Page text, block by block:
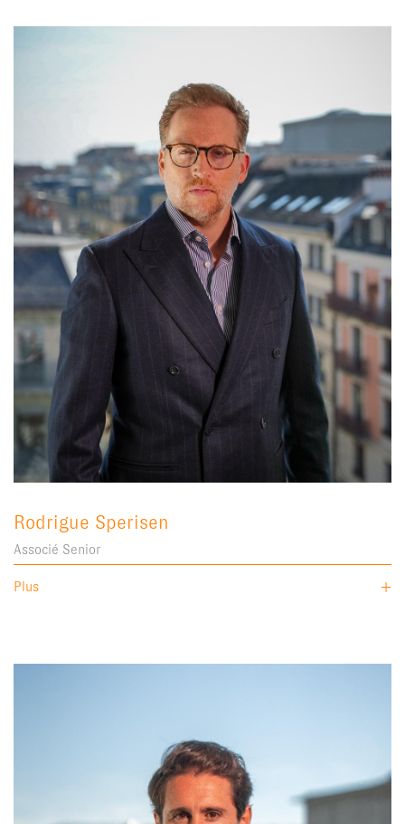
Rodrigue Sperisen
Associé Senior
Plus